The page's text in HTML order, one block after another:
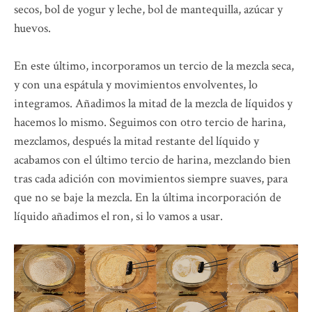
secos, bol de yogur y leche, bol de mantequilla, azúcar y
huevos.
En este último, incorporamos un tercio de la mezcla seca,
y con una espátula y movimientos envolventes, lo
integramos. Añadimos la mitad de la mezcla de líquidos y
hacemos lo mismo. Seguimos con otro tercio de harina,
mezclamos, después la mitad restante del líquido y
acabamos con el último tercio de harina, mezclando bien
tras cada adición con movimientos siempre suaves, para
que no se baje la mezcla. En la última incorporación de
líquido añadimos el ron, si lo vamos a usar.